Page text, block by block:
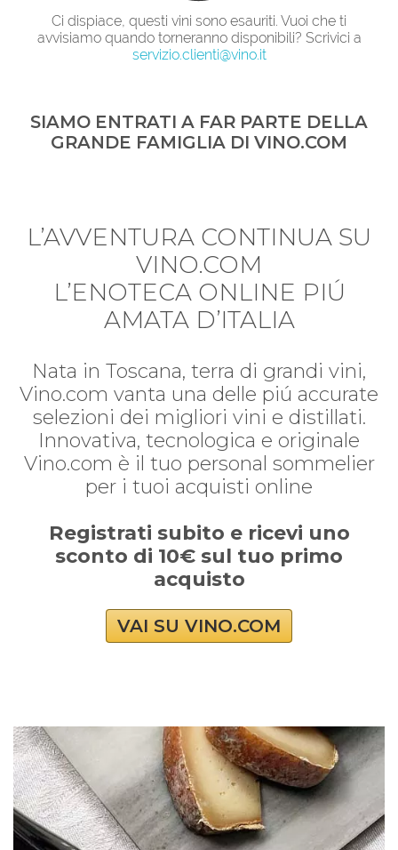
Ci dispiace, questi vini sono esauriti. Vuoi che ti
avvisiamo quando torneranno disponibili? Scrivici a
servizio.clienti@vino.it
SIAMO ENTRATI A FAR PARTE DELLA
GRANDE FAMIGLIA DI VINO.COM
L’AVVENTURA CONTINUA SU
VINO.COM
L’ENOTECA ONLINE PIÚ
AMATA D’ITALIA
Nata in Toscana, terra di grandi vini,
Vino.com vanta una delle piú accurate
selezioni dei migliori vini e distillati.
Innovativa, tecnologica e originale
Vino.com è il tuo personal sommelier
per i tuoi acquisti online
Registrati subito e ricevi uno
sconto di 10€ sul tuo primo
acquisto
VAI SU VINO.COM